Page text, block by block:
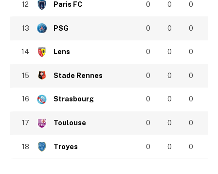
12 Paris FC 0 0 0
13 PSG 0 0 0
14 Lens 0 0 0
15 Stade Rennes 0 0 0
16 Strasbourg 0 0 0
17 Toulouse 0 0 0
18 Troyes 0 0 0